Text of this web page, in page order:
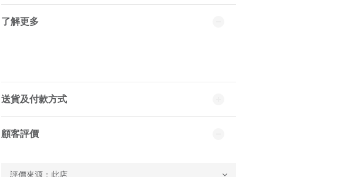
了解更多
送貨及付款方式
顧客評價